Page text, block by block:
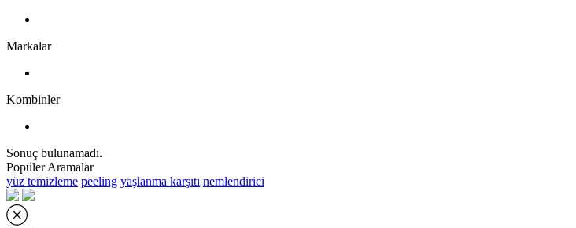
Markalar
Kombinler
Sonuç bulunamadı.
Popüler Aramalar
yüz temizleme peeling yaşlanma karşıtı nemlendirici